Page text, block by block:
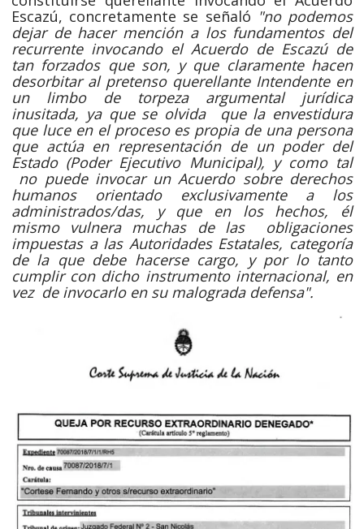
Escazú, concretamente se señaló "no podemos
dejar de hacer mención a los fundamentos del
recurrente invocando el Acuerdo de Escazú de
tan forzados que son, y que claramente hacen
desorbitar al pretenso querellante Intendente en
un limbo de torpeza argumental jurídica
inusitada, ya que se olvida que la envestidura
que luce en el proceso es propia de una persona
que actúa en representación de un poder del
Estado (Poder Ejecutivo Municipal), y como tal
no puede invocar un Acuerdo sobre derechos
humanos orientado exclusivamente a los
administrados/das, y que en los hechos, él
mismo vulnera muchas de las obligaciones
impuestas a las Autoridades Estatales, categoría
de la que debe hacerse cargo, y por lo tanto
cumplir con dicho instrumento internacional, en
vez de invocarlo en su malograda defensa".